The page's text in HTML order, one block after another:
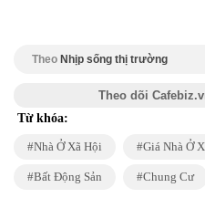
Theo Nhịp sống thị trường
Theo dõi
Từ khóa:
Nhà Ở Xã Hội Giá Nhà Ở
Bất Động Sản Chung Cư